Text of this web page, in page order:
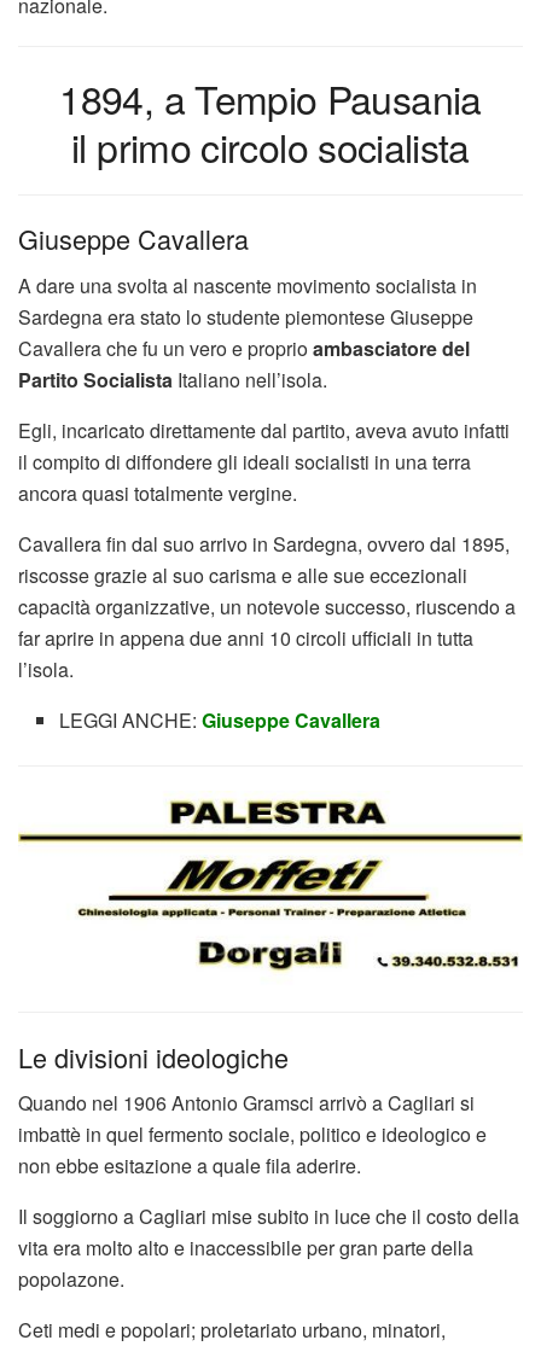
nazionale.
1894, a Tempio Pausania
il primo circolo socialista
Giuseppe Cavallera
A dare una svolta al nascente movimento socialista in
Sardegna era stato lo studente piemontese Giuseppe
Cavallera che fu un vero e proprioambasciatore del
Partito Socialista Italiano nell’isola.
Egli, incaricato direttamente dal partito, aveva avuto infatti
il compito di diffondere gli ideali socialisti in una terra
ancora quasi totalmente vergine.
Cavallera fin dal suo arrivo in Sardegna, ovvero dal 1895,
riscosse grazie al suo carisma e alle sue eccezionali
capacità organizzative, un notevole successo, riuscendo a
far aprire in appena due anni 10 circoli ufficiali in tutta
l’isola.
LEGGI ANCHE:Giuseppe Cavallera
Le divisioni ideologiche
Quando nel 1906 Antonio Gramsci arrivò a Cagliari si
imbattè in quel fermento sociale, politico e ideologico e
non ebbe esitazione a quale fila aderire.
Il soggiorno a Cagliari mise subito in luce che il costo della
vita era molto alto e inaccessibile per gran parte della
popolazone.
Ceti medi e popolari; proletariato urbano, minatori,